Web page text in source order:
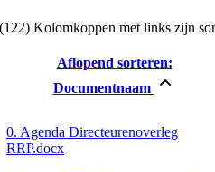
Kolomkoppen met links zijn
Aflopend sorteren:
Documentnaam
0. Agenda Directeurenoverleg
RRP.docx